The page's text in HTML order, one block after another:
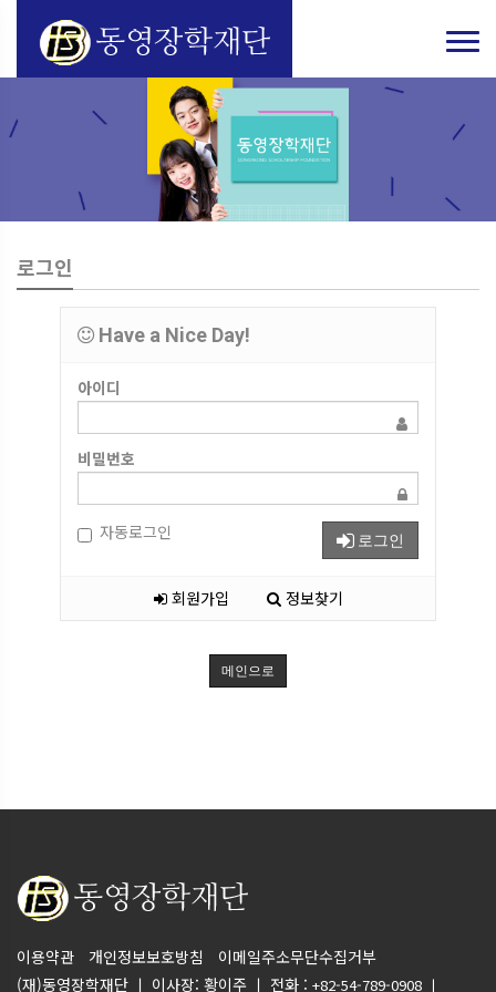
로그인
Have a Nice Day!
아이디
비밀번호
자동로그인 로그인
회원가입 정보찾기
메인으로
이용약관 개인정보보호방침
이메일주소무단수집거부
(재)동영장학재단 ㅣ 이사장: 황이주 ㅣ 전화 : +82-54-789-0908 ㅣ